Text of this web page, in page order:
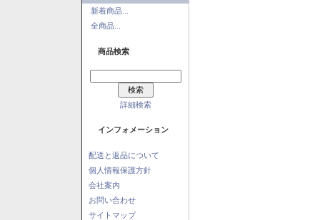
新着商品...
全商品...
商品検索
詳細検索
インフォメーション
配送と返品について
個人情報保護方針
会社案内
お問い合わせ
サイトマップ